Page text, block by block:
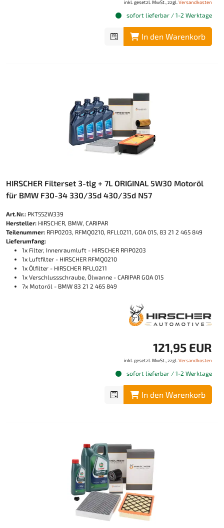
inkl. gesetzl. MwSt., zzgl. Versandkosten
sofort lieferbar / 1-2 Werktage
In den Warenkorb
HIRSCHER Filterset 3-tlg + 7L ORIGINAL 5W30 Motoröl
für BMW F30-34 330/35d 430/35d N57
Art.Nr.: PKT552W339
Hersteller: HIRSCHER, BMW, CARIPAR
Teilenummer: RFIP0203, RFMQ0210, RFLL0211, GOA 015, 83 21 2 465 849
Lieferumfang:
1x Filter, Innenraumluft - HIRSCHER RFIP0203
1x Luftfilter - HIRSCHER RFMQ0210
1x Ölfilter - HIRSCHER RFLL0211
1x Verschlussschraube, Ölwanne - CARIPAR GOA 015
7x Motoröl - BMW 83 21 2 465 849
121,95 EUR
inkl. gesetzl. MwSt., zzgl. Versandkosten
sofort lieferbar / 1-2 Werktage
In den Warenkorb